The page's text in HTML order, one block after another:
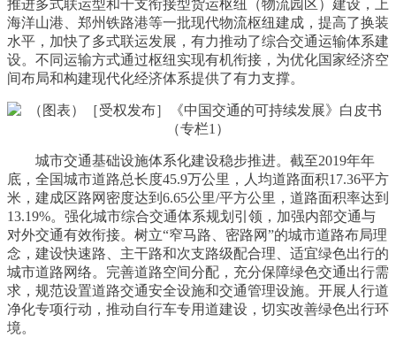
推进多式联运型和干支衔接型货运枢纽（物流园区）建设，上
海洋山港、郑州铁路港等一批现代物流枢纽建成，提高了换装
水平，加快了多式联运发展，有力推动了综合交通运输体系建
设。不同运输方式通过枢纽实现有机衔接，为优化国家经济空
间布局和构建现代化经济体系提供了有力支撑。
城市交通基础设施体系化建设稳步推进。截至2019年年
底，全国城市道路总长度45.9万公里，人均道路面积17.36平方
米，建成区路网密度达到6.65公里/平方公里，道路面积率达到
13.19%。强化城市综合交通体系规划引领，加强内部交通与
对外交通有效衔接。树立“窄马路、密路网”的城市道路布局理
念，建设快速路、主干路和次支路级配合理、适宜绿色出行的
城市道路网络。完善道路空间分配，充分保障绿色交通出行需
求，规范设置道路交通安全设施和交通管理设施。开展人行道
净化专项行动，推动自行车专用道建设，切实改善绿色出行环
境。